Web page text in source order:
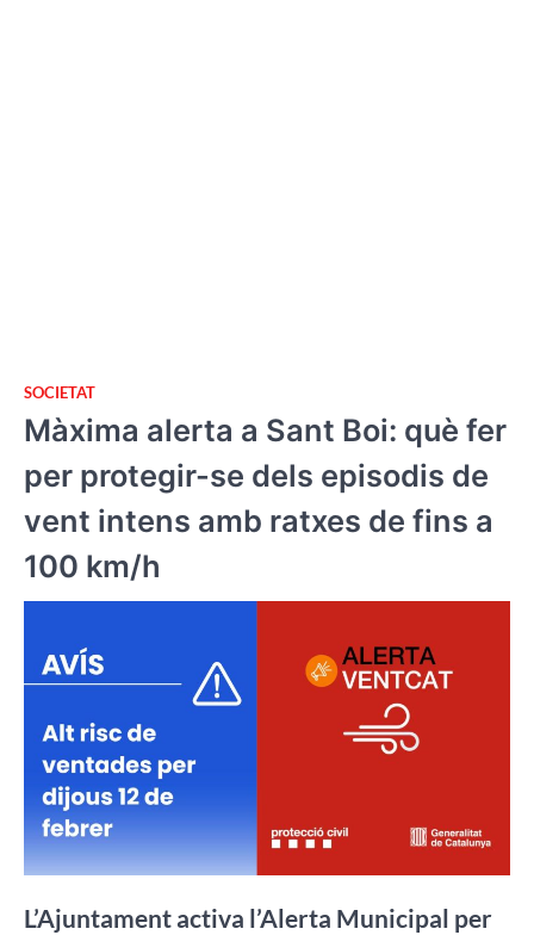
SOCIETAT
Màxima alerta a Sant Boi: què fer
per protegir-se dels episodis de
vent intens amb ratxes de fins a
100 km/h
L’Ajuntament activa l’Alerta Municipal per